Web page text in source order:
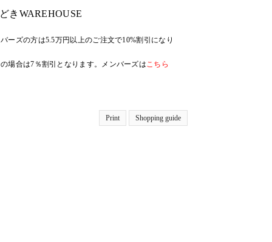
きWAREHOUSE
ーズの方は5.5万円以上のご注文で10%割引になり
場合は7％割引となります。メンバーズはこちら
Print Shopping guide